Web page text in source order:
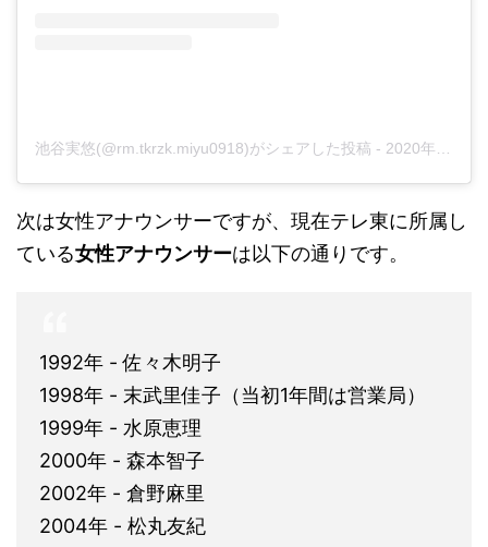
池谷実悠(@rm.tkrzk.miyu0918)がシェアした投稿 - 2020年 8月月30日午後11時28分PDT
次は女性アナウンサーですが、現在テレ東に所属し
ている女性アナウンサーは以下の通りです。
1992年 - 佐々木明子
1998年 - 末武里佳子（当初1年間は営業局）
1999年 - 水原恵理
2000年 - 森本智子
2002年 - 倉野麻里
2004年 - 松丸友紀